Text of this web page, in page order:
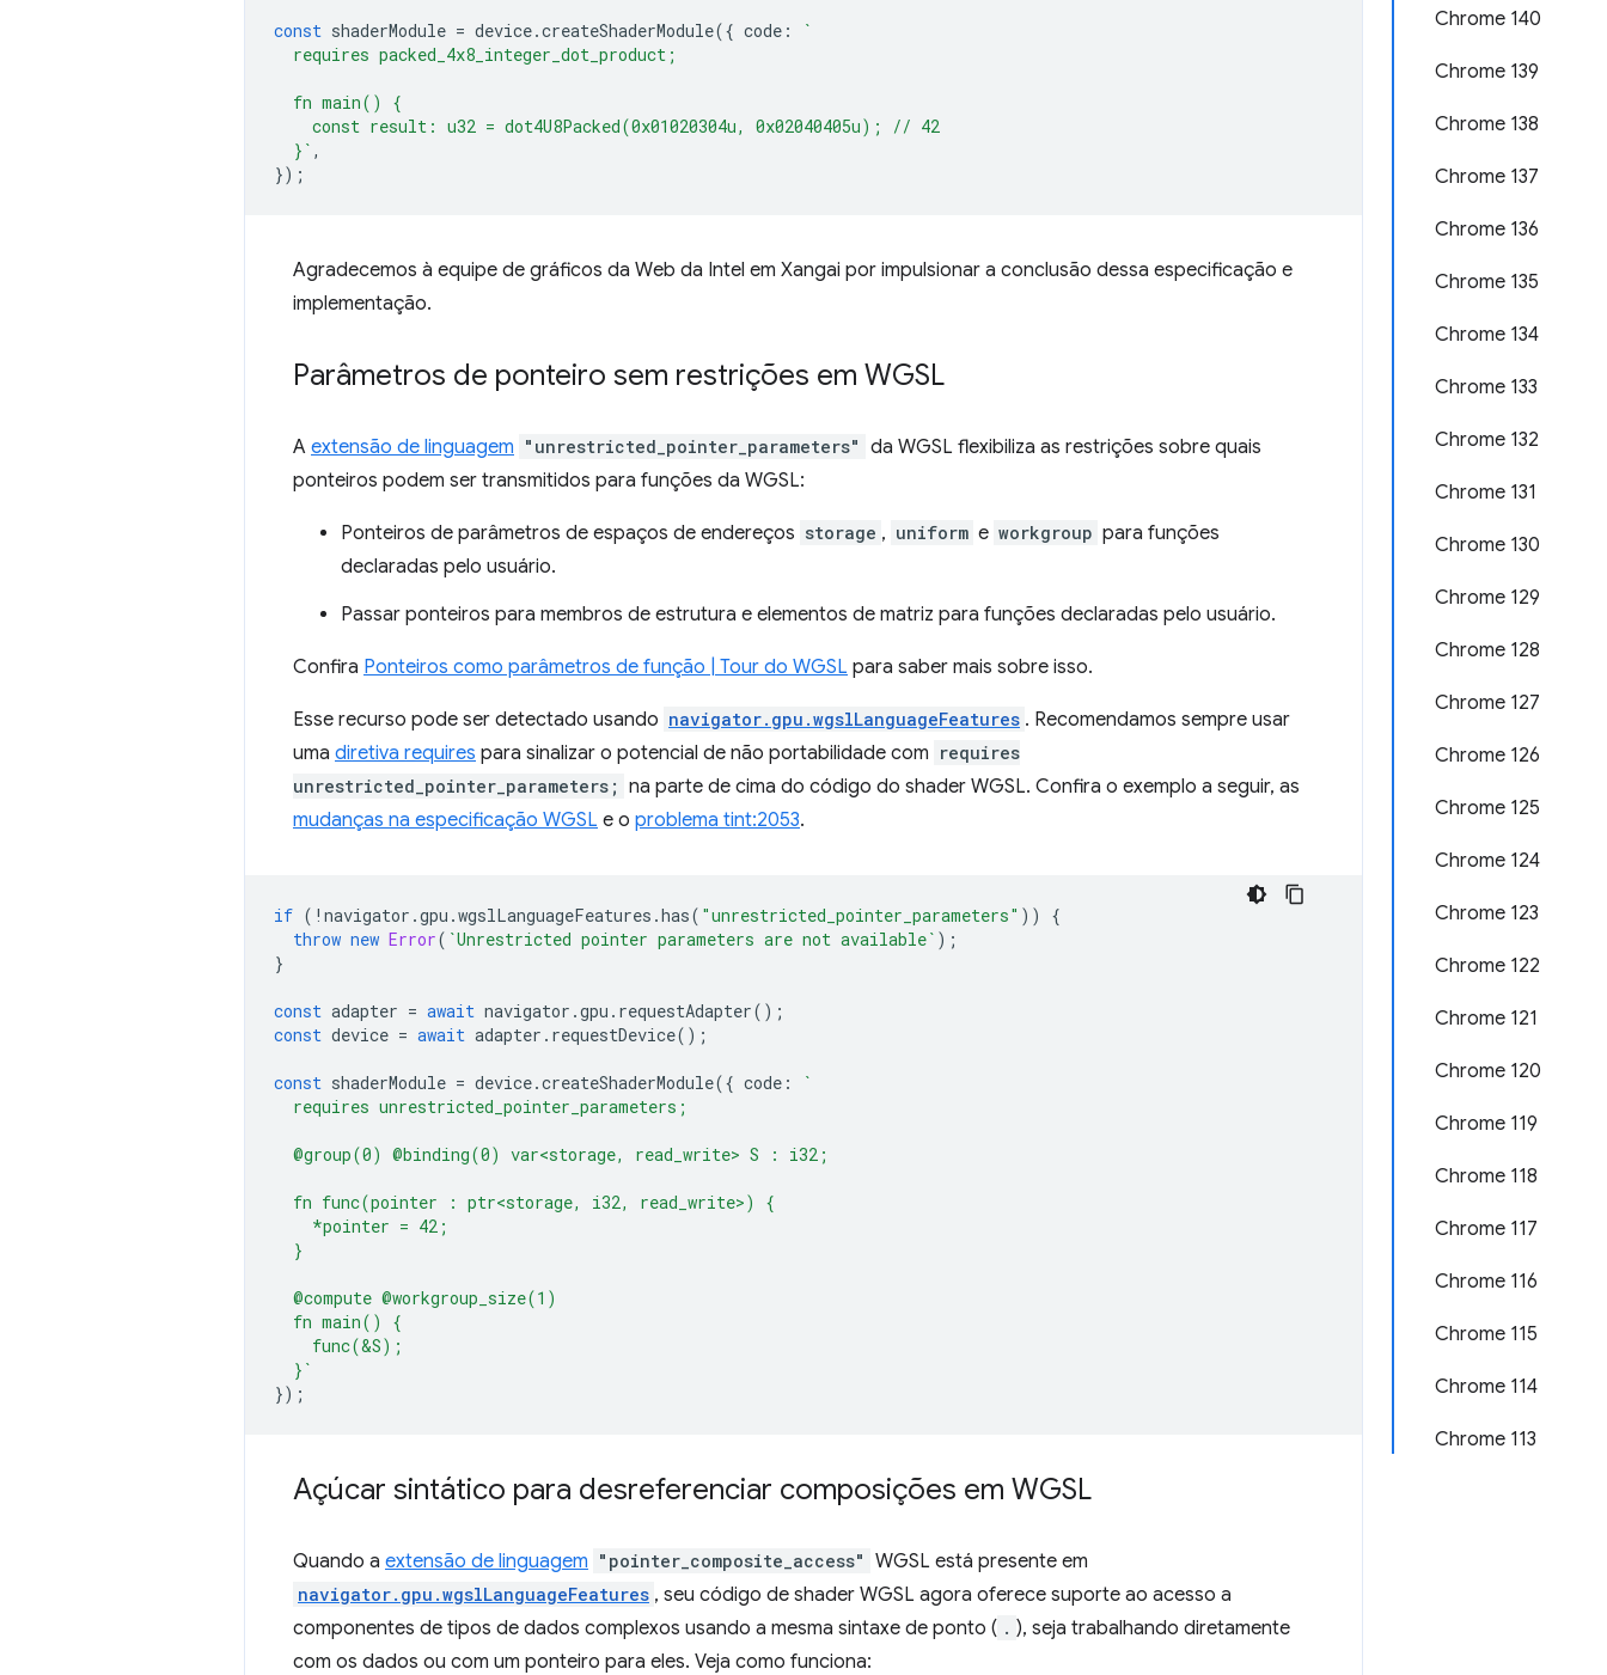
Chrome 140
Chrome 139
Chrome 138
Chrome 137
Chrome 136
Chrome 135
Chrome 134
Chrome 133
Chrome 132
Chrome 131
Chrome 130
Chrome 129
Chrome 128
Chrome 127
Chrome 126
Chrome 125
Chrome 124
Chrome 123
Chrome 122
Chrome 121
Chrome 120
Chrome 119
Chrome 118
Chrome 117
Chrome 116
Chrome 115
Chrome 114
Chrome 113
const shaderModule = device.createShaderModule({ code :
`
  requires packed_4x8_integer_dot_product;
  fn main() {
    const result: u32 = dot4U8Packed(0x01020304u, 0x02040405u); // 42
  }`
,
});
Agradecemos à equipe de gráficos da Web da Intel em Xangai por impulsionar a conclusão dessa especificação e
implementação.
Parâmetros de ponteiro sem restrições em WGSL
A extensão de linguagem "unrestricted_pointer_parameters" da WGSL flexibiliza as restrições sobre quais
ponteiros podem ser transmitidos para funções da WGSL:
Ponteiros de parâmetros de espaços de endereços storage , uniform e workgroup para funções
declaradas pelo usuário.
Passar ponteiros para membros de estrutura e elementos de matriz para funções declaradas pelo usuário.
Confira Ponteiros como parâmetros de função | Tour do WGSL para saber mais sobre isso.
Esse recurso pode ser detectado usando navigator.gpu.wgslLanguageFeatures . Recomendamos sempre usar
uma diretiva requires para sinalizar o potencial de não portabilidade com requires
unrestricted_pointer_parameters; na parte de cima do código do shader WGSL. Confira o exemplo a seguir, as
mudanças na especificação WGSL e o problema tint:2053.
if ( ! navigator .gpu .wgslLanguageFeatures .has( "unrestricted_pointer_parameters" ))
{
throw new Error( `Unrestricted pointer parameters are not available` );
}
const adapter = await navigator .gpu . requestAdapter();
const device = await adapter . requestDevice();
const shaderModule = device.createShaderModule({ code :
`
  requires unrestricted_pointer_parameters;
  @group(0) @binding(0) var<storage, read_write> S : i32;
  fn func(pointer : ptr<storage, i32, read_write>) {
    *pointer = 42;
  }
  @compute @workgroup_size(1)
  fn main() {
    func(&S);
  }`
});
Açúcar sintático para desreferenciar composições em WGSL
Quando a extensão de linguagem "pointer_composite_access" WGSL está presente em
navigator.gpu.wgslLanguageFeatures , seu código de shader WGSL agora oferece suporte ao acesso a
componentes de tipos de dados complexos usando a mesma sintaxe de ponto ( . ), seja trabalhando diretamente
com os dados ou com um ponteiro para eles. Veja como funciona: